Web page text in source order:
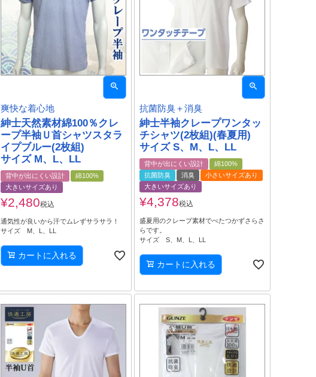
爽快な着心地
紳士天然素材綿100％クレ
ープ半袖Ｕ首シャツスタラ
イプブルー(2枚組)
サイズ M、L、LL
背中が出にくい設計
綿100%
大きいサイズあり
¥2,480税込
通気性が良いから汗でムレずサラサラ！
サイズ M、L、LL
カートに入れる
抗菌防臭＋消臭
紳士半袖クレープワンタッ
チシャツ(2枚組)(春夏用)
サイズ S、M、L、LL
背中が出にくい設計
綿100%
抗菌防臭
消臭
小さいサイズあり
大きいサイズあり
¥4,378税込
盛夏用のクレープ素材でべたつかずさらさ
らです。
サイズ S、M、L、LL
カートに入れる